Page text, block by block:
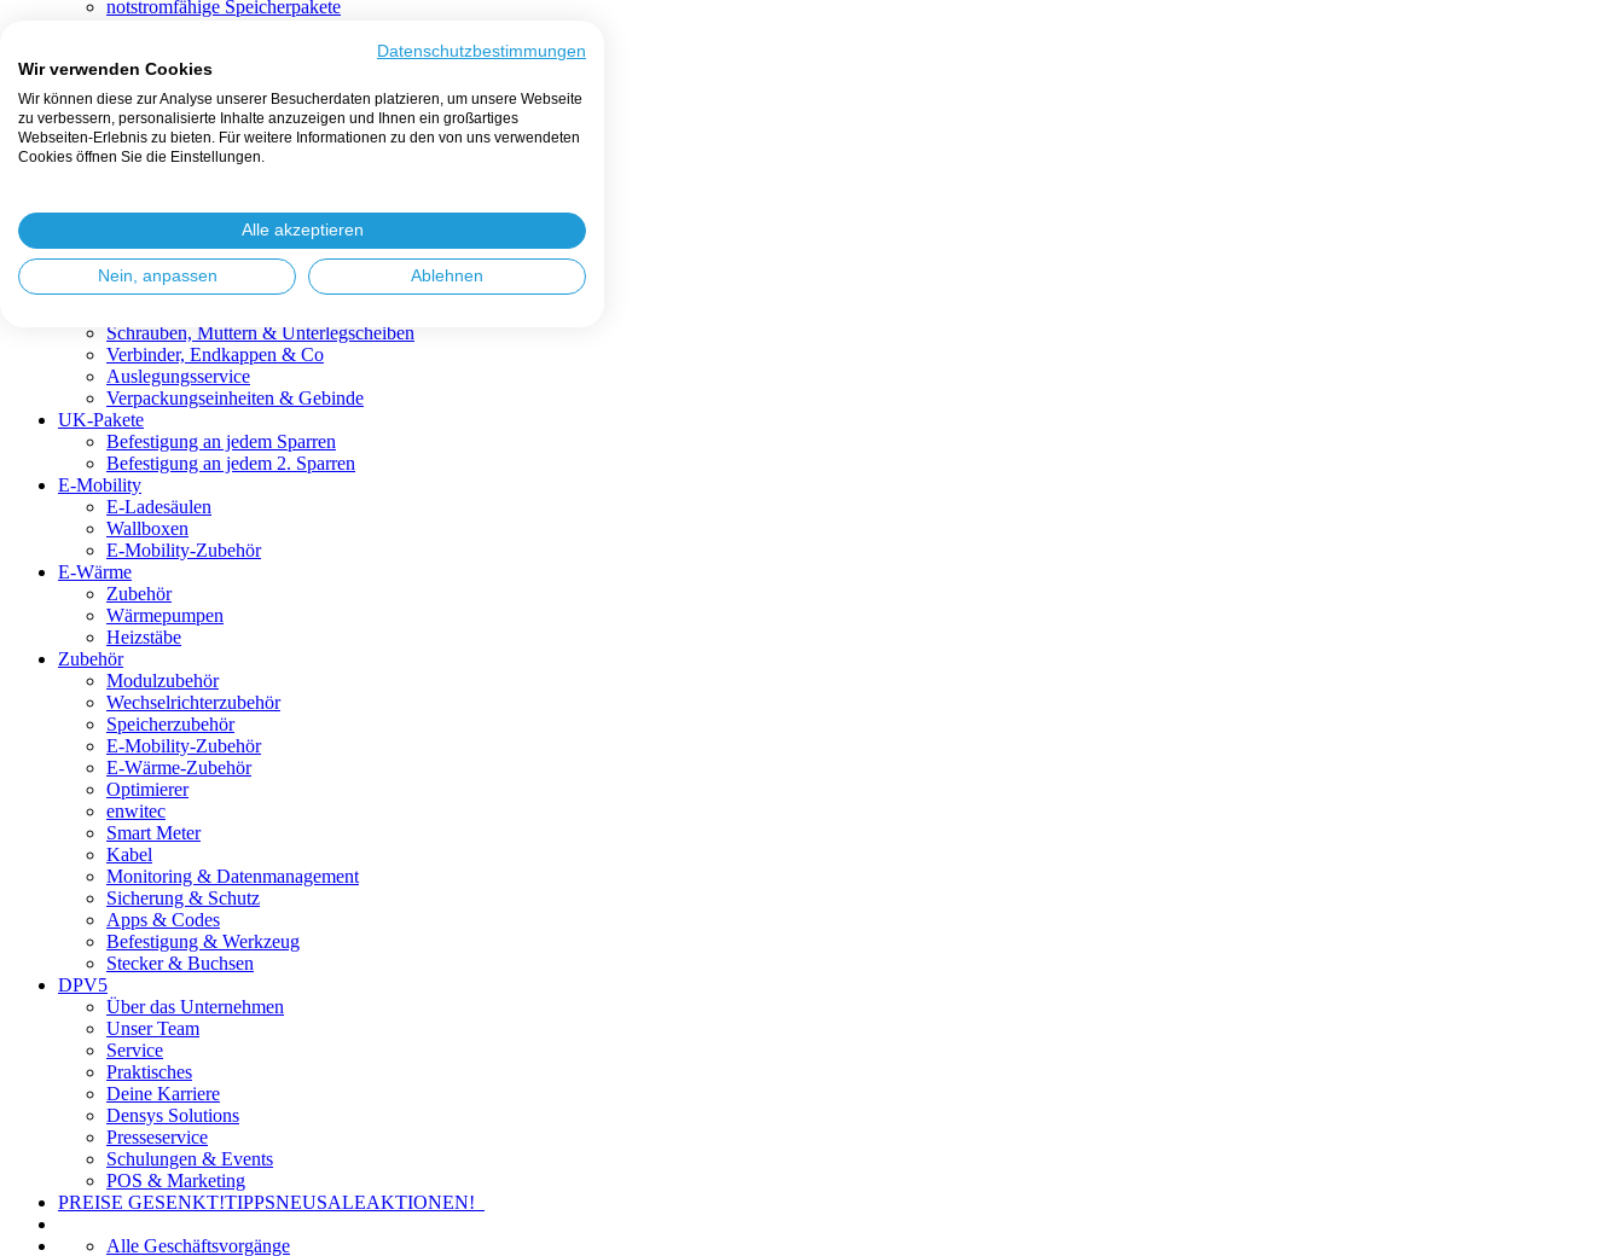
notstromfähige Speicherpakete
mit Hochvoltspeicher
HEMS-fähige Speicherpakete
mit Niedervoltspeicher
Unterkonstruktion
Aufständerung
Fassadenlösungen
Kabelmanagement
Metalldachplatten
Modulklemmen
Schrauben, Muttern & Unterlegscheiben
Verbinder, Endkappen & Co
Auslegungsservice
Verpackungseinheiten & Gebinde
UK-Pakete
Befestigung an jedem Sparren
Befestigung an jedem 2. Sparren
E-Mobility
E-Ladesäulen
Wallboxen
E-Mobility-Zubehör
E-Wärme
Zubehör
Wärmepumpen
Heizstäbe
Zubehör
Modulzubehör
Wechselrichterzubehör
Speicherzubehör
E-Mobility-Zubehör
E-Wärme-Zubehör
Optimierer
enwitec
Smart Meter
Kabel
Monitoring & Datenmanagement
Sicherung & Schutz
Apps & Codes
Befestigung & Werkzeug
Stecker & Buchsen
DPV5
Über das Unternehmen
Unser Team
Service
Praktisches
Deine Karriere
Densys Solutions
Presseservice
Schulungen & Events
POS & Marketing
PREISE GESENKT!TIPPSNEUSALEAKTIONEN!
Alle Geschäftsvorgänge
Datenschutzbestimmungen
Wir verwenden Cookies
Wir können diese zur Analyse unserer Besucherdaten platzieren, um unsere Webseite
zu verbessern, personalisierte Inhalte anzuzeigen und Ihnen ein großartiges
Webseiten-Erlebnis zu bieten. Für weitere Informationen zu den von uns verwendeten
Cookies öffnen Sie die Einstellungen.
Alle akzeptieren
Nein, anpassen Ablehnen